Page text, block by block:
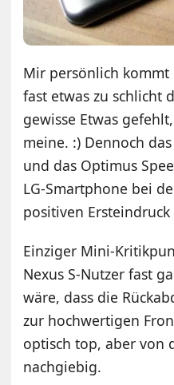
Mir persönlich kommt
fast etwas zu schlicht
gewisse Etwas
meine. :) Dennoch
und das Optimus
LG-Smartphone bei
positiven Ersteindruck
Einziger Mini-
Nexus S-Nutzer fast
wäre, dass die
zur hochwertigen
optisch top, aber von
nachgiebig.